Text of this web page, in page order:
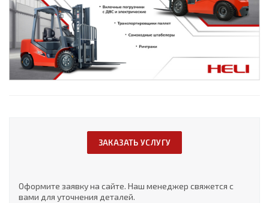
ЗАКАЗАТЬ УСЛУГУ
Оформите заявку на сайте. Наш менеджер свяжется с
вами для уточнения деталей.